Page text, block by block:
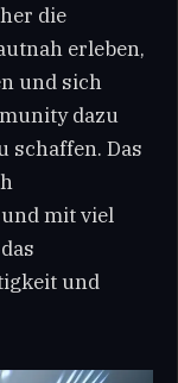
die
erleben,
und sich
dazu
schaffen. Das
mit viel
und